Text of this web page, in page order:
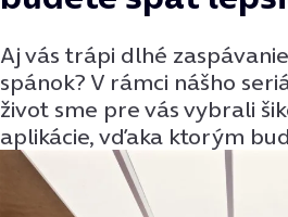
Aj vás trápi dlhé
spánok? V rámci nášho
život sme pre vás vybrali
aplikácie, vďaka ktorým